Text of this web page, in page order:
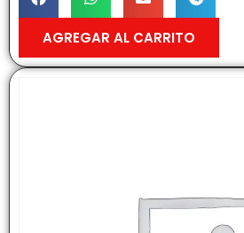
AGREGAR AL CARRITO